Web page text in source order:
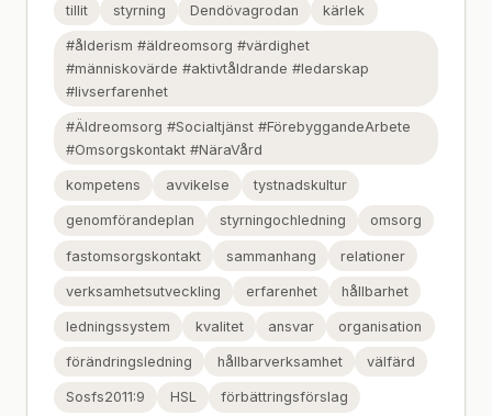
tillit styrning Dendövagrodan kärlek
#ålderism #äldreomsorg #värdighet
#människovärde #aktivtåldrande #ledarskap
#livserfarenhet
#Äldreomsorg #Socialtjänst #FörebyggandeArbete
#Omsorgskontakt #NäraVård
kompetens avvikelse tystnadskultur
genomförandeplan styrningochledning omsorg
fastomsorgskontakt sammanhang relationer
verksamhetsutveckling erfarenhet hållbarhet
ledningssystem kvalitet ansvar organisation
förändringsledning hållbarverksamhet välfärd
Sosfs2011:9 HSL förbättringsförslag